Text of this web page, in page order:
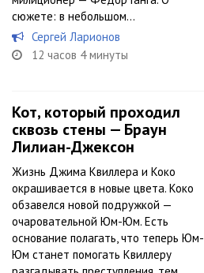
сюжете: в небольшом...
Сергей Ларионов
12 часов 4 минуты
Кот, который проходил
сквозь стены — Браун
Лилиан-Джексон
Жизнь Джима Квиллера и Коко
окрашивается в новые цвета. Коко
обзавелся новой подружкой —
очаровательной Юм-Юм. Есть
основание полагать, что теперь Юм-
Юм станет помогать Квиллеру